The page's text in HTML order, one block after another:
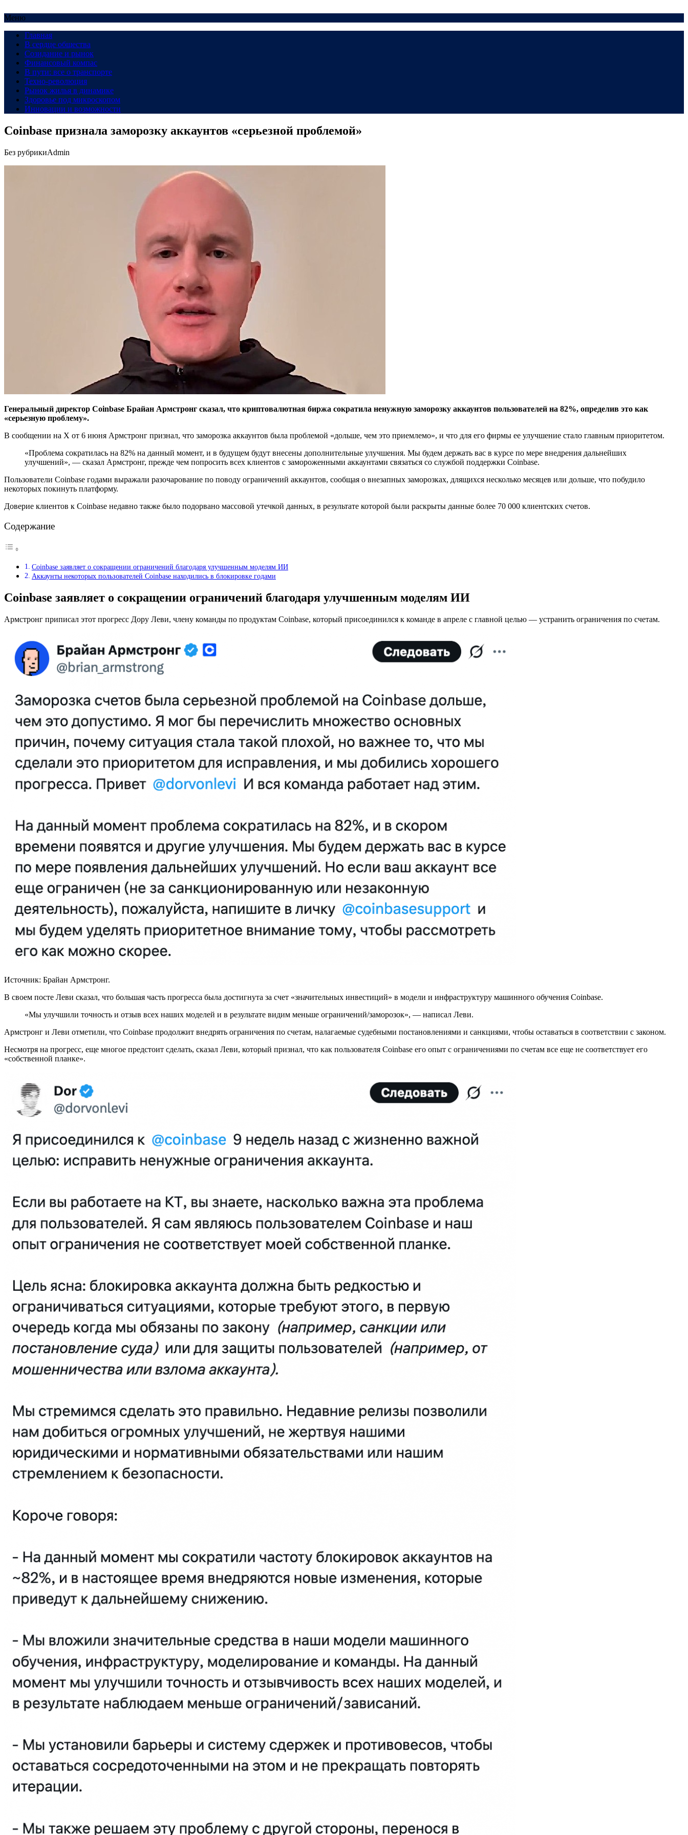
Меню
Главная
В сердце общества
Созидание и рынок
Финансовый компас
В пути: все о транспорте
Техно-революция
Рынок жилья в динамике
Здоровье под микроскопом
Инновации и возможности
Coinbase признала заморозку аккаунтов «серьезной проблемой»
Без рубрикиAdmin
Генеральный директор Coinbase Брайан Армстронг сказал, что криптовалютная биржа сократила ненужную заморозку аккаунтов пользователей на 82%, определив это как
«серьезную проблему».
В сообщении на X от 6 июня Армстронг признал, что заморозка аккаунтов была проблемой «дольше, чем это приемлемо», и что для его фирмы ее улучшение стало главным приоритетом.
«Проблема сократилась на 82% на данный момент, и в будущем будут внесены дополнительные улучшения. Мы будем держать вас в курсе по мере внедрения дальнейших
улучшений», — сказал Армстронг, прежде чем попросить всех клиентов с замороженными аккаунтами связаться со службой поддержки Coinbase.
Пользователи Coinbase годами выражали разочарование по поводу ограничений аккаунтов, сообщая о внезапных заморозках, длящихся несколько месяцев или дольше, что побудило
некоторых покинуть платформу.
Доверие клиентов к Coinbase недавно также было подорвано массовой утечкой данных, в результате которой были раскрыты данные более 70 000 клиентских счетов.
Содержание
Coinbase заявляет о сокращении ограничений благодаря улучшенным моделям ИИ
Аккаунты некоторых пользователей Coinbase находились в блокировке годами
Coinbase заявляет о сокращении ограничений благодаря улучшенным моделям ИИ
Армстронг приписал этот прогресс Дору Леви, члену команды по продуктам Coinbase, который присоединился к команде в апреле с главной целью — устранить ограничения по счетам.
Источник: Брайан Армстронг.
В своем посте Леви сказал, что большая часть прогресса была достигнута за счет «значительных инвестиций» в модели и инфраструктуру машинного обучения Coinbase.
«Мы улучшили точность и отзыв всех наших моделей и в результате видим меньше ограничений/заморозок», — написал Леви.
Армстронг и Леви отметили, что Coinbase продолжит внедрять ограничения по счетам, налагаемые судебными постановлениями и санкциями, чтобы оставаться в соответствии с законом.
Несмотря на прогресс, еще многое предстоит сделать, сказал Леви, который признал, что как пользователя Coinbase его опыт с ограничениями по счетам все еще не соответствует его
«собственной планке».